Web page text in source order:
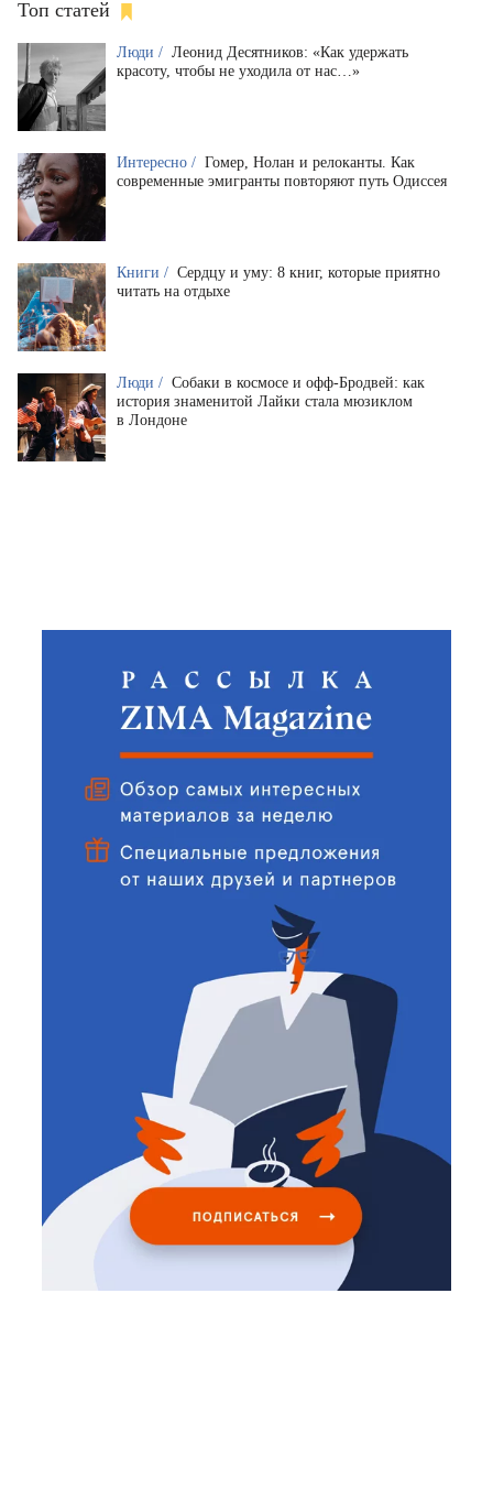
Топ статей
Люди / Леонид Десятников: «Как удержать
красоту, чтобы не уходила от нас…»
Интересно / Гомер, Нолан и релоканты. Как
современные эмигранты повторяют путь Одиссея
Книги / Сердцу и уму: 8 книг, которые приятно
читать на отдыхе
Люди / Собаки в космосе и офф-Бродвей: как
история знаменитой Лайки стала мюзиклом
в Лондоне